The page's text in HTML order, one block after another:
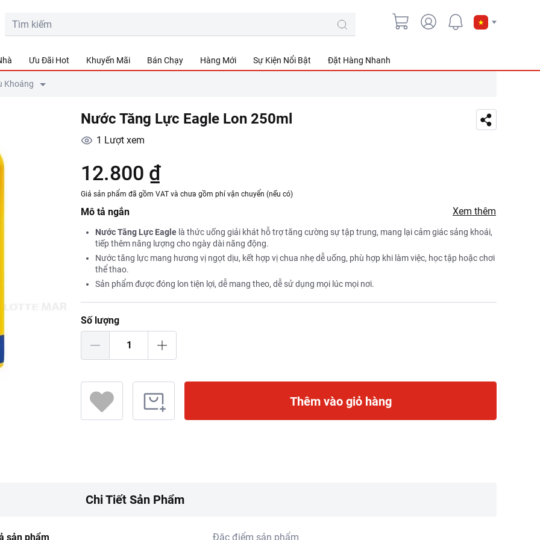
Ưu Đãi Hot Khuyến Mãi Bán Chạy Hàng Mới Sự Kiện Nổi Bật Đặt Hàng Nhanh
Khoáng
Nước Tăng Lực Eagle Lon 250ml
1 Lượt xem
12.800 ₫
Giá sản phẩm đã gồm VAT và chưa gồm phí vận chuyển (nếu có)
Mô tả ngắn Xem thêm
Nước Tăng Lực Eagle là thức uống giải khát hỗ trợtăng cường sự tập trung, mang lại cảm giác sảng khoái,
tiếp thêm năng lượng cho ngày dài năng động.
Nước tăng lực mang hương vị ngọt dịu, kết hợp vị chua nhẹ dễ uống, phù hợp khi làm việc, học tập hoặc chơi
thể thao.
Sản phẩm được đóng lon tiện lợi, dễ mang theo, dễ sử dụng mọi lúc mọi nơi.
Số lượng
Thêm vào giỏ hàng
Chi Tiết Sản Phẩm
sản phẩm Đặc điểm sản phẩm